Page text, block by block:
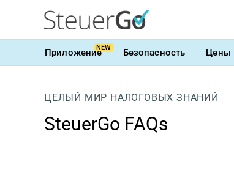
ПриложениеNEW Безопасность Цены
ЦЕЛЫЙ МИР НАЛОГОВЫХ ЗНАНИЙ
SteuerGo FAQs